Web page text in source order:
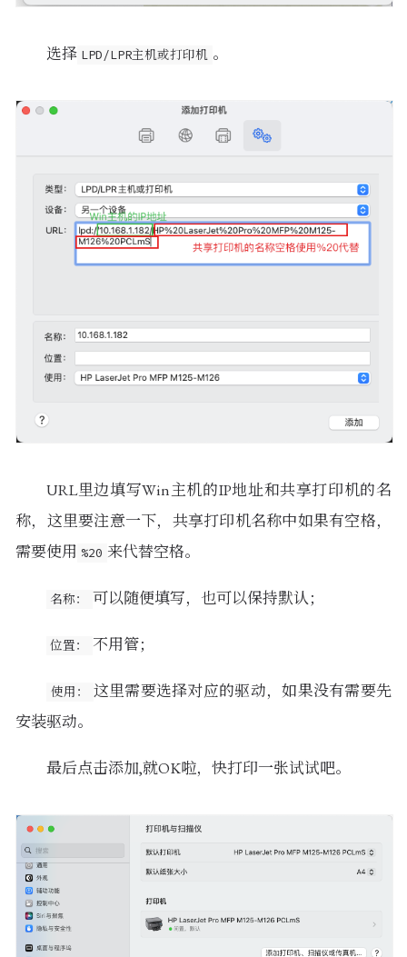
选择 LPD/LPR主机或打印机 。
URL里边填写Win主机的IP地址和共享打印机的名
称，这里要注意一下，共享打印机名称中如果有空格，
需要使用 %20 来代替空格。
名称： 可以随便填写，也可以保持默认；
位置： 不用管；
使用：
这里需要选择对应的驱动，如果没有需要先
安装驱动。
最后点击添加,就OK啦，快打印一张试试吧。